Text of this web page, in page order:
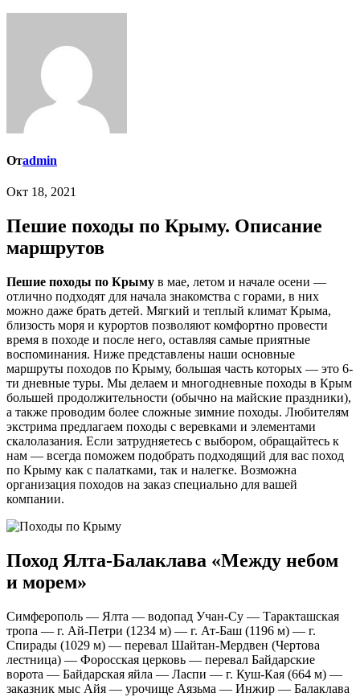
Отadmin
Окт 18, 2021
Пешие походы по Крыму. Описание
маршрутов
Пешие походы по Крыму в мае, летом и начале осени —
отлично подходят для начала знакомства с горами, в них
можно даже брать детей. Мягкий и теплый климат Крыма,
близость моря и курортов позволяют комфортно провести
время в походе и после него, оставляя самые приятные
воспоминания. Ниже представлены наши основные
маршруты походов по Крыму, большая часть которых — это 6-
ти дневные туры. Мы делаем и многодневные походы в Крым
большей продолжительности (обычно на майские праздники),
а также проводим более сложные зимние походы. Любителям
экстрима предлагаем походы с веревками и элементами
скалолазания. Если затрудняетесь с выбором, обращайтесь к
нам — всегда поможем подобрать подходящий для вас поход
по Крыму как с палатками, так и налегке. Возможна
организация походов на заказ специально для вашей
компании.
Поход Ялта-Балаклава «Между небом
и морем»
Симферополь — Ялта — водопад Учан-Су — Таракташская
тропа — г. Ай-Петри (1234 м) — г. Ат-Баш (1196 м) — г.
Спирады (1029 м) — перевал Шайтан-Мердвен (Чертова
лестница) — Форосская церковь — перевал Байдарские
ворота — Байдарская яйла — Ласпи — г. Куш-Кая (664 м) —
заказник мыс Айя — урочище Аязьма — Инжир — Балаклава